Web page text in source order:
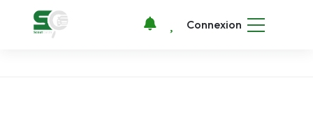
Connexion